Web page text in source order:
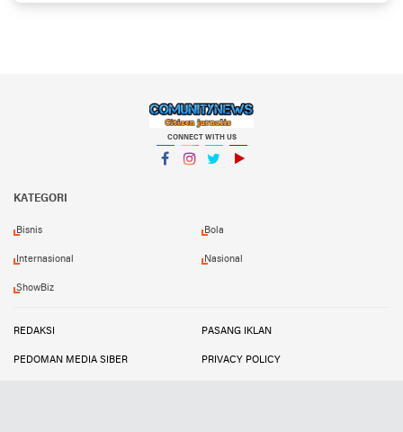
CONNECT WITH US
KATEGORI
Bisnis Bola
Internasional Nasional
ShowBiz
REDAKSI PASANG IKLAN
PEDOMAN MEDIA SIBER PRIVACY POLICY